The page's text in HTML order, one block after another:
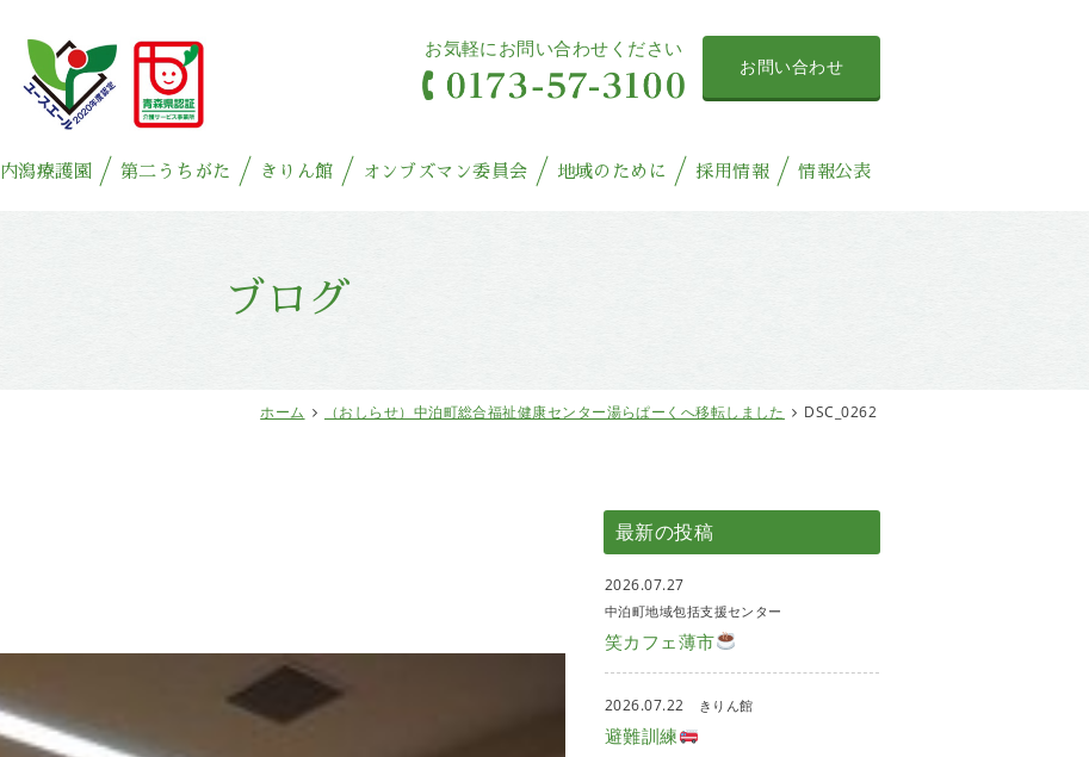
お気軽にお問い合わせください
お問い合わせ
内潟療護園 第二うちがた きりん館 オンブズマン委員会 地域のために 採用情報 情報公表
ブログ
ホーム （おしらせ）中泊町総合福祉健康センター湯らぱーくへ移転しました DSC_0262
最新の投稿
2026.07.27
中泊町地域包括支援センター
笑カフェ薄市
2026.07.22 きりん館
避難訓練